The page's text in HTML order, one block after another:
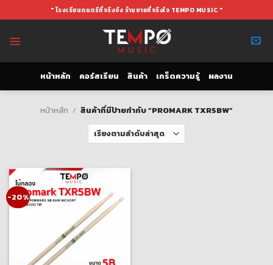
to
" โรงเรียนดนตรีที่จริงจัง ร้านขายที่จริงใจ TEMPO MUSIC "
หน้าหลัก คอร์สเรียน สินค้า เกร็ดความรู้ ผลงาน
หน้าหลัก / สินค้าที่มีป้ายกำกับ “PROMARK TXR5BW”
-20%